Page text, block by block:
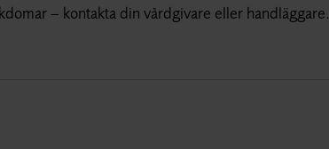
– kontakta din vårdgivare eller handläggare.